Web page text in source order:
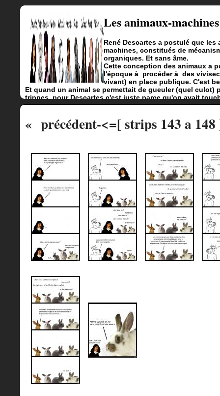
Les animaux-machines
René Descartes a postulé que
machines, constitués de
organiques. Et sans âme.
Cette conception des animaux a
l'époque à procéder à des
vivant) en place publique. C'est
Et quand un animal se permettait de gueuler (quel culot)
trippes, pour Descartes c'est juste parce qu'on avait
« précédent-<=[ strips 143 a